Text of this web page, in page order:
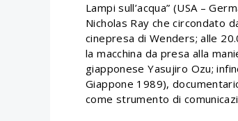
Lampi sull’acqua” (USA –
Nicholas Ray che circondato
cinepresa di Wenders; alle
la macchina da presa alla
giapponese Yasujiro Ozu;
Giappone 1989),
come strumento di